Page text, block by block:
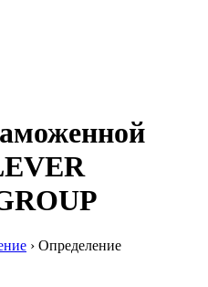
› Определение